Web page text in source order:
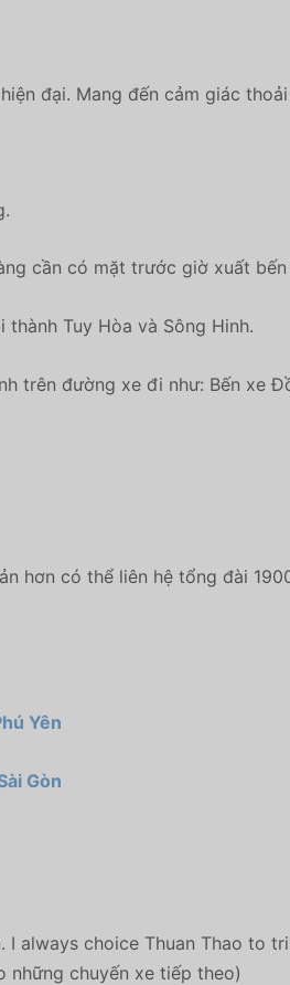
đại. Mang đến cảm giác
cần có mặt trước giờ xuất
Tuy Hòa và Sông Hinh.
trên đường xe đi như: Bến xe
hơn có thể liên hệ tổng đài
Yên
Gòn
always choice Thuan Thao to
những chuyến xe tiếp theo)